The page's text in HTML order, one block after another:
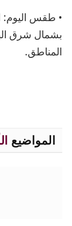
• طقس اليوم:
بشمال شرق
المناطق.
المواضيع